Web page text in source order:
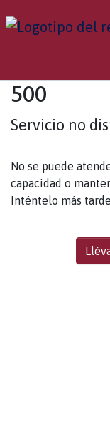
500
Servicio no
No se puede
capacidad o
Inténtelo más